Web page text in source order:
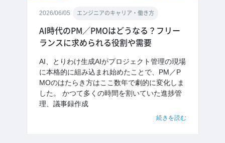
2026/06/05 エンジニアのキャリア・働き方
AI時代のPM／PMOはどうなる？フリー
ランスに求められる役割や需要
AI、とりわけ生成AIがプロジェクト管理の現場
に本格的に組み込まれ始めたことで、PM／P
MOのはたらき方はここ数年で劇的に変化しま
した。 かつて多くの時間を割いていた進捗管
理、議事録作成
続きを読む